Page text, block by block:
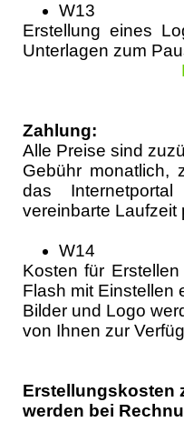
W13
Erstellung eines
Unterlagen zum
Zahlung:
Alle Preise sind
Gebühr monatlich,
das Internetportal
vereinbarte Laufzeit
W14
Kosten für
Flash mit Einstellen
Bilder und Logo
von Ihnen zur
Erstellungskosten
werden bei